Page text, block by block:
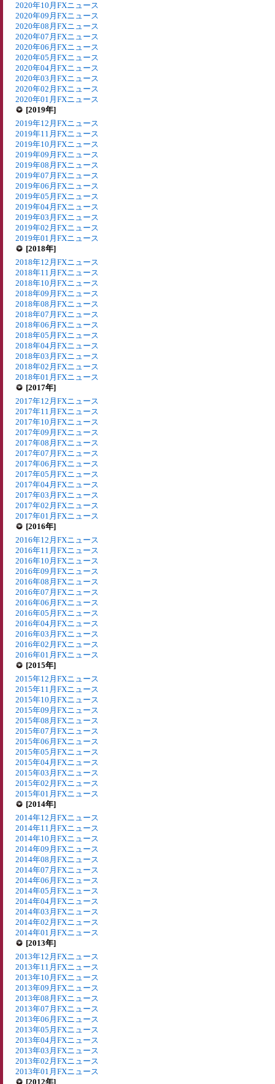
2020年10月FXニュース
2020年09月FXニュース
2020年08月FXニュース
2020年07月FXニュース
2020年06月FXニュース
2020年05月FXニュース
2020年04月FXニュース
2020年03月FXニュース
2020年02月FXニュース
2020年01月FXニュース
[2019年]
2019年12月FXニュース
2019年11月FXニュース
2019年10月FXニュース
2019年09月FXニュース
2019年08月FXニュース
2019年07月FXニュース
2019年06月FXニュース
2019年05月FXニュース
2019年04月FXニュース
2019年03月FXニュース
2019年02月FXニュース
2019年01月FXニュース
[2018年]
2018年12月FXニュース
2018年11月FXニュース
2018年10月FXニュース
2018年09月FXニュース
2018年08月FXニュース
2018年07月FXニュース
2018年06月FXニュース
2018年05月FXニュース
2018年04月FXニュース
2018年03月FXニュース
2018年02月FXニュース
2018年01月FXニュース
[2017年]
2017年12月FXニュース
2017年11月FXニュース
2017年10月FXニュース
2017年09月FXニュース
2017年08月FXニュース
2017年07月FXニュース
2017年06月FXニュース
2017年05月FXニュース
2017年04月FXニュース
2017年03月FXニュース
2017年02月FXニュース
2017年01月FXニュース
[2016年]
2016年12月FXニュース
2016年11月FXニュース
2016年10月FXニュース
2016年09月FXニュース
2016年08月FXニュース
2016年07月FXニュース
2016年06月FXニュース
2016年05月FXニュース
2016年04月FXニュース
2016年03月FXニュース
2016年02月FXニュース
2016年01月FXニュース
[2015年]
2015年12月FXニュース
2015年11月FXニュース
2015年10月FXニュース
2015年09月FXニュース
2015年08月FXニュース
2015年07月FXニュース
2015年06月FXニュース
2015年05月FXニュース
2015年04月FXニュース
2015年03月FXニュース
2015年02月FXニュース
2015年01月FXニュース
[2014年]
2014年12月FXニュース
2014年11月FXニュース
2014年10月FXニュース
2014年09月FXニュース
2014年08月FXニュース
2014年07月FXニュース
2014年06月FXニュース
2014年05月FXニュース
2014年04月FXニュース
2014年03月FXニュース
2014年02月FXニュース
2014年01月FXニュース
[2013年]
2013年12月FXニュース
2013年11月FXニュース
2013年10月FXニュース
2013年09月FXニュース
2013年08月FXニュース
2013年07月FXニュース
2013年06月FXニュース
2013年05月FXニュース
2013年04月FXニュース
2013年03月FXニュース
2013年02月FXニュース
2013年01月FXニュース
[2012年]